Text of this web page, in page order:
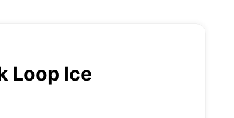
Loop Ice